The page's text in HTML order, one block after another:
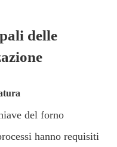
delle
del forno
hanno requisiti